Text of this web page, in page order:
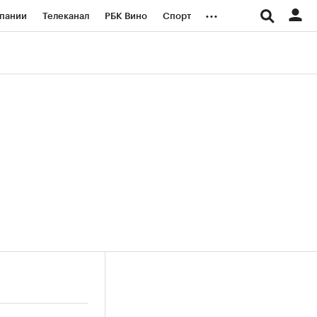
Телеканал РБК Вино Спорт ...